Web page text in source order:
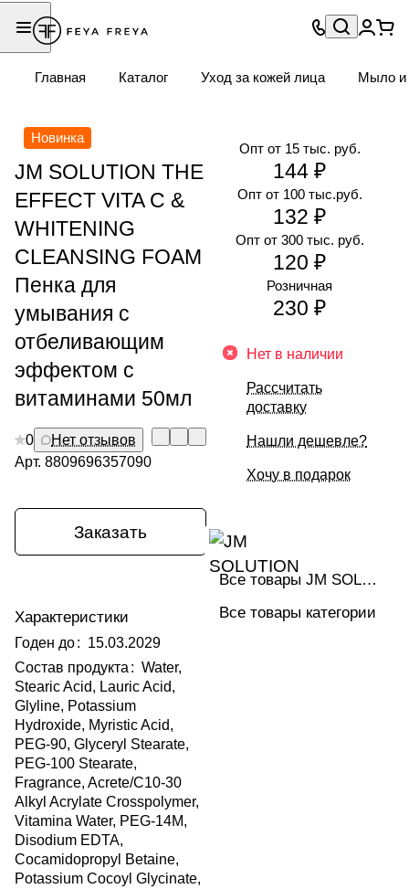
Главная Каталог Уход за кожей лица Мыло и
Новинка
JM SOLUTION THE
EFFECT VITA C &
WHITENING
CLEANSING FOAM
Пенка для
умывания с
отбеливающим
эффектом с
витаминами 50мл
0
Нет отзывов
Арт. 8809696357090
Заказать
Характеристики
Годен до: 15.03.2029
Состав продукта : Water,
Stearic Acid, Lauric Acid,
Glyline, Potassium
Hydroxide, Myristic Acid,
PEG-90, Glyceryl Stearate,
PEG-100 Stearate,
Fragrance, Acrete/C10-30
Alkyl Acrylate Crosspolymer,
Vitamina Water, PEG-14M,
Disodium EDTA,
Cocamidopropyl Betaine,
Potassium Cocoyl Glycinate,
Опт от 300 тыс. руб.
120 ₽
Опт от 15 тыс. руб.
144 ₽
Опт от 100 тыс.руб.
132 ₽
Розничная
230 ₽
Нет в наличии
Рассчитать
доставку
Нашли дешевле?
Хочу в подарок
Все товары JM SOLUTION
Все товары категории